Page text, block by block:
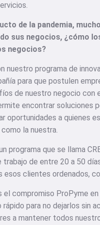
de la pandemia,
sus negocios, ¿cómo
negocios?
nuestro programa de
para que postulen
de nuestro negocio con
encontrar soluciones
oportunidades a quienes
la nuestra.
programa que se llama
de entre 20 a 50
clientes ordenados,
compromiso ProPyme
para no dejarlos sin
a mantener todos